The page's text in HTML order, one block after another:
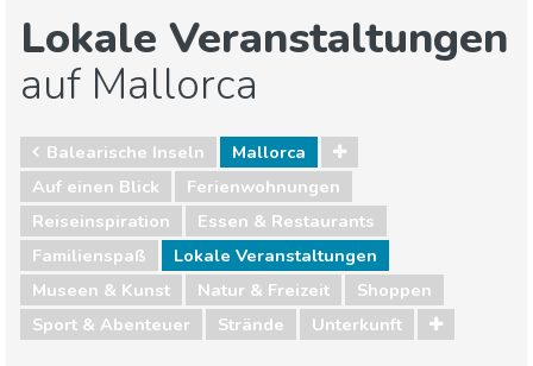
Lokale Veranstaltungen
auf Mallorca
Balearische Inseln
Mallorca
Auf einen Blick
Ferienwohnungen
Reiseinspiration
Essen & Restaurants
Familienspaß
Lokale Veranstaltungen
Museen & Kunst
Natur & Freizeit
Shoppen
Sport & Abenteuer
Strände Unterkunft